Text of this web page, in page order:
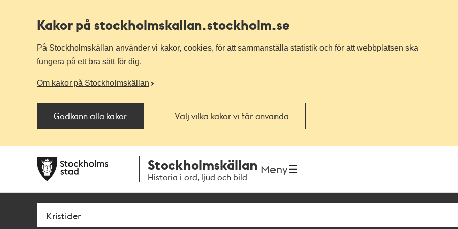
Kakor på stockholmskallan.stockholm.se
På Stockholmskällan använder vi kakor, cookies, för att sammanställa statistik och för att webbplatsen ska
fungera på ett bra sätt för dig.
Om kakor på Stockholmskällan
Godkänn alla kakor Välj vilka kakor vi får använda
navigationen
huvudinnehållet
Stockholmskällan
Historia i ord, ljud och bild
Meny
Sök